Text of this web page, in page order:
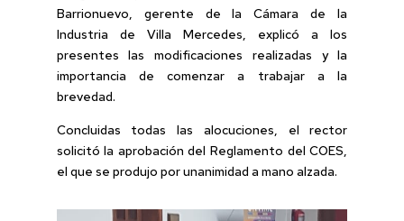
Barrionuevo, gerente de la Cámara de la
Industria de Villa Mercedes, explicó a los
presentes las modificaciones realizadas y la
importancia de comenzar a trabajar a la
brevedad.
Concluidas todas las alocuciones, el rector
solicitó la aprobación del Reglamento del COES,
el que se produjo por unanimidad a mano alzada.